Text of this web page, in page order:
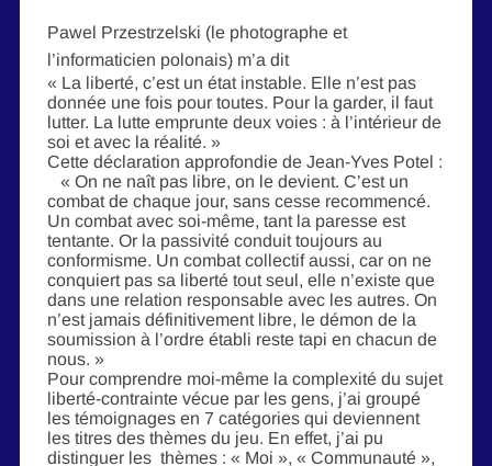
Pawel Przestrzelski (le photographe et
l’informaticien polonais) m’a dit
« La liberté, c’est un état instable. Elle n’est pas
donnée une fois pour toutes. Pour la garder, il faut
lutter. La lutte emprunte deux voies : à l’intérieur de
soi et avec la réalité. »
Cette déclaration approfondie de Jean-Yves Potel :
« On ne naît pas libre, on le devient. C’est un
combat de chaque jour, sans cesse recommencé.
Un combat avec soi-même, tant la paresse est
tentante. Or la passivité conduit toujours au
conformisme. Un combat collectif aussi, car on ne
conquiert pas sa liberté tout seul, elle n’existe que
dans une relation responsable avec les autres. On
n’est jamais définitivement libre, le démon de la
soumission à l’ordre établi reste tapi en chacun de
nous. »
Pour comprendre moi-même la complexité du sujet
liberté-contrainte vécue par les gens, j’ai groupé
les témoignages en 7 catégories qui deviennent
les titres des thèmes du jeu. En effet, j’ai pu
distinguer les thèmes : « Moi », « Communauté »,